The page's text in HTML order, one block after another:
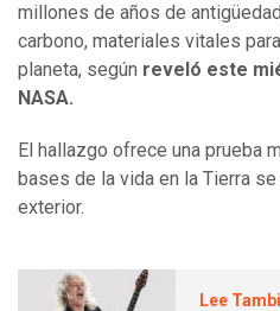
millones de años de
carbono, materiales vitales
planeta, según reveló este
NASA.
El hallazgo ofrece una prueba
bases de la vida en la Tierra
exterior.
Lee